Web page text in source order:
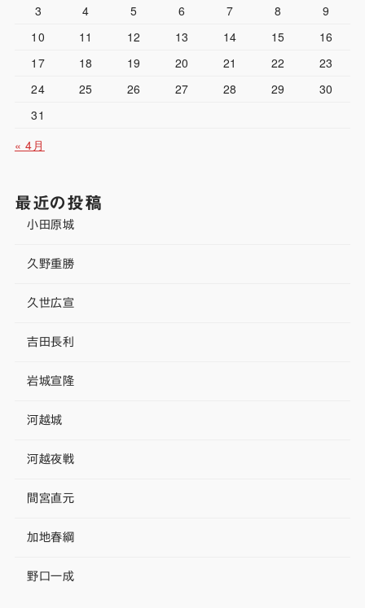
3
4 5 6 7 8
9
10
11 12 13 14 15
16
17
18 19 20 21 22
23
24
25 26 27 28 29
30
31
« 4月
最近の投稿
小田原城
久野重勝
久世広宣
吉田長利
岩城宣隆
河越城
河越夜戦
間宮直元
加地春綱
野口一成